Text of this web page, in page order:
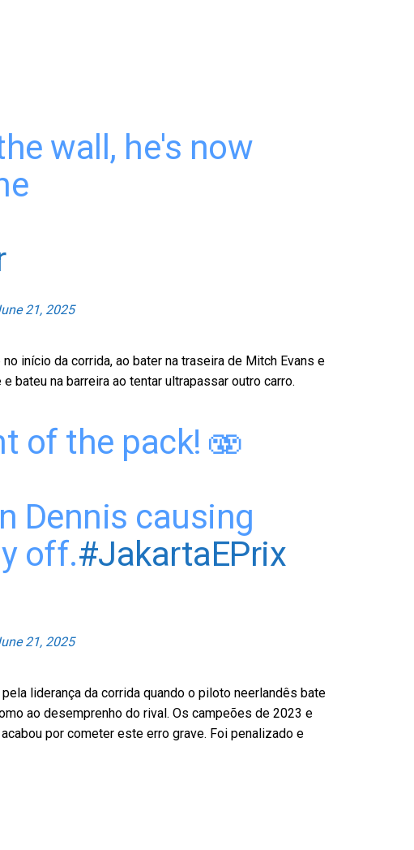
wall, he's now
21, 2025
início da corrida, ao bater na traseira de Mitch Evans e
bateu na barreira ao tentar ultrapassar outro carro.
of the pack! 🫨
Dennis causing
off.#JakartaEPrix
21, 2025
liderança da corrida quando o piloto neerlandês bate
ao desemprenho do rival. Os campeões de 2023 e
por cometer este erro grave. Foi penalizado e